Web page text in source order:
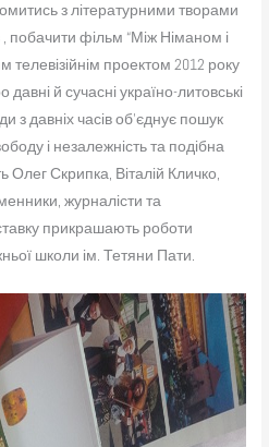
з літературними творами
побачити фільм “Між Німаном і
проектом 2012 року
давні й сучасні україно-литовські
з давніх часів об’єднує пошук
і незалежність та подібна
Олег Скрипка, Віталій Кличко,
журналісти та
прикрашають роботи
школи ім. Тетяни Пати.